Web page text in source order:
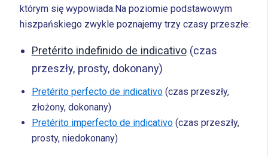
którym się wypowiada.Na poziomie podstawowym
hiszpańskiego zwykle poznajemy trzy czasy przeszłe:
Pretérito indefinido de indicativo(czas
przeszły, prosty, dokonany)
Pretérito perfecto de indicativo(czas przeszły,
złożony, dokonany)
Pretérito imperfecto de indicativo(czas przeszły,
prosty, niedokonany)